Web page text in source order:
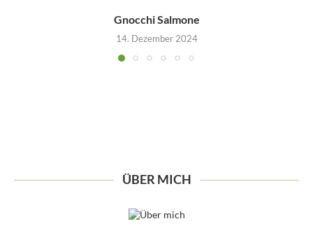
Gnocchi Salmone
14. Dezember 2024
ÜBER MICH